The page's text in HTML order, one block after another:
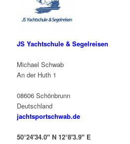
JS Yachtschule & Segelreisen
Michael Schwab
An der Huth 1
08606 Schönbrunn
Deutschland
jachtsportschwab.de
50°24'34.0" N 12°8'3.9" E